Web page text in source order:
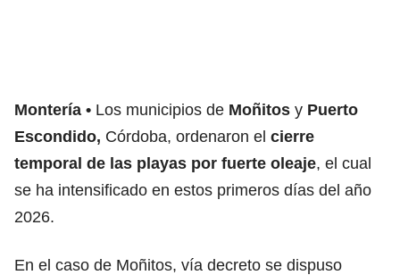
Montería Los municipios de Moñitos y Puerto
Escondido, Córdoba, ordenaron el cierre
temporal de las playas por fuerte oleaje, el cual
se ha intensificado en estos primeros días del año
2026.
En el caso de Moñitos, vía decreto se dispuso